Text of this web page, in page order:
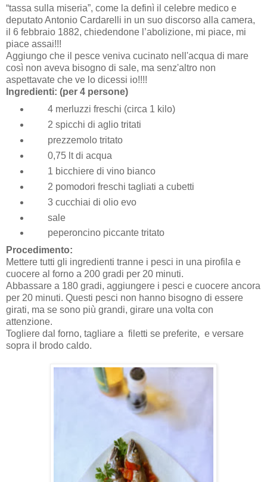
“tassa sulla miseria”, come la definì il celebre medico e
deputato Antonio Cardarelli in un suo discorso alla camera,
il 6 febbraio 1882, chiedendone l’abolizione, mi piace, mi
piace assai!!!
Aggiungo che il pesce veniva cucinato nell'acqua di mare
così non aveva bisogno di sale, ma senz'altro non
aspettavate che ve lo dicessi io!!!!
Ingredienti: (per 4 persone)
4 merluzzi freschi (circa 1 kilo)
2 spicchi di aglio tritati
prezzemolo tritato
0,75 lt di acqua
1 bicchiere di vino bianco
2 pomodori freschi tagliati a cubetti
3 cucchiai di olio evo
sale
peperoncino piccante tritato
Procedimento:
Mettere tutti gli ingredienti tranne i pesci in una pirofila e
cuocere al forno a 200 gradi per 20 minuti.
Abbassare a 180 gradi, aggiungere i pesci e cuocere ancora
per 20 minuti. Questi pesci non hanno bisogno di essere
girati, ma se sono più grandi, girare una volta con
attenzione.
Togliere dal forno, tagliare a filetti se preferite, e versare
sopra il brodo caldo.